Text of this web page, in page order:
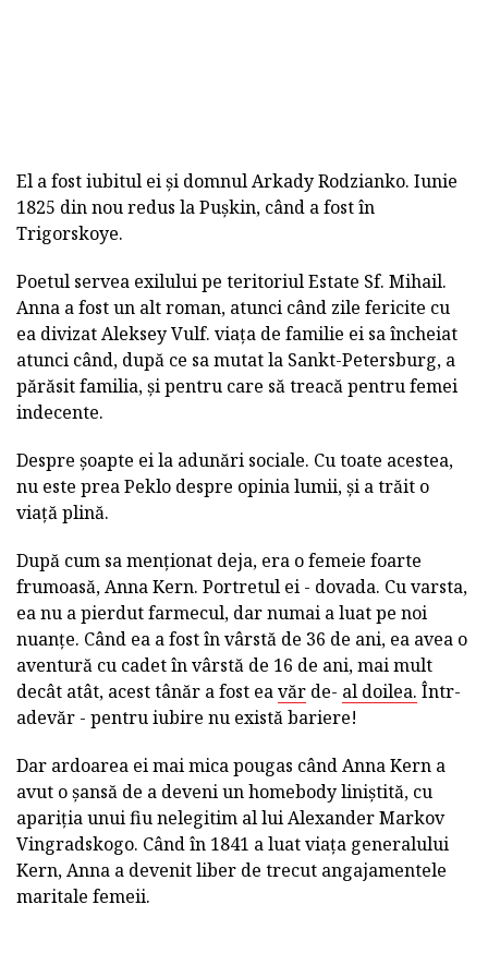
El a fost iubitul ei și domnul Arkady Rodzianko. Iunie
1825 din nou redus la Pușkin, când a fost în
Trigorskoye.
Poetul servea exilului pe teritoriul Estate Sf. Mihail.
Anna a fost un alt roman, atunci când zile fericite cu
ea divizat Aleksey Vulf. viața de familie ei sa încheiat
atunci când, după ce sa mutat la Sankt-Petersburg, a
părăsit familia, și pentru care să treacă pentru femei
indecente.
Despre șoapte ei la adunări sociale. Cu toate acestea,
nu este prea Peklo despre opinia lumii, și a trăit o
viață plină.
După cum sa menționat deja, era o femeie foarte
frumoasă, Anna Kern. Portretul ei - dovada. Cu varsta,
ea nu a pierdut farmecul, dar numai a luat pe noi
nuanțe. Când ea a fost în vârstă de 36 de ani, ea avea o
aventură cu cadet în vârstă de 16 de ani, mai mult
decât atât, acest tânăr a fost eavăr de- al doilea. Într-
adevăr - pentru iubire nu există bariere!
Dar ardoarea ei mai mica pougas când Anna Kern a
avut o șansă de a deveni un homebody liniștită, cu
apariția unui fiu nelegitim al lui Alexander Markov
Vingradskogo. Când în 1841 a luat viața generalului
Kern, Anna a devenit liber de trecut angajamentele
maritale femeii.